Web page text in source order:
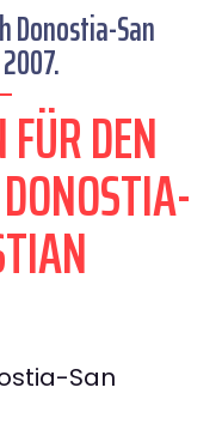
Donostia-San
DEN
San